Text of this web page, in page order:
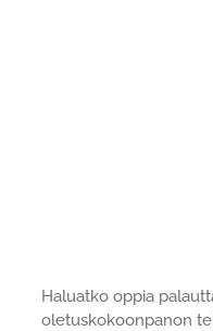
Haluatko oppia
oletuskokoonpanon